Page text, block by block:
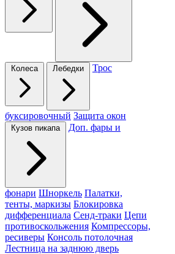
Колеса Лебедки Трос
буксировочный Защита окон
Кузов пикапа Доп. фары и
фонари Шноркель Палатки,
тенты, маркизы Блокировка
дифференциала Сенд-траки Цепи
противоскольжения Компрессоры,
ресиверы Консоль потолочная
Лестница на заднюю дверь